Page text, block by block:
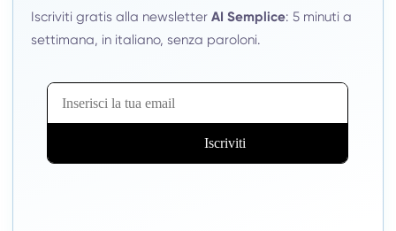
Iscriviti gratis alla newsletterAI Semplice: 5 minuti a
settimana, in italiano, senza paroloni.